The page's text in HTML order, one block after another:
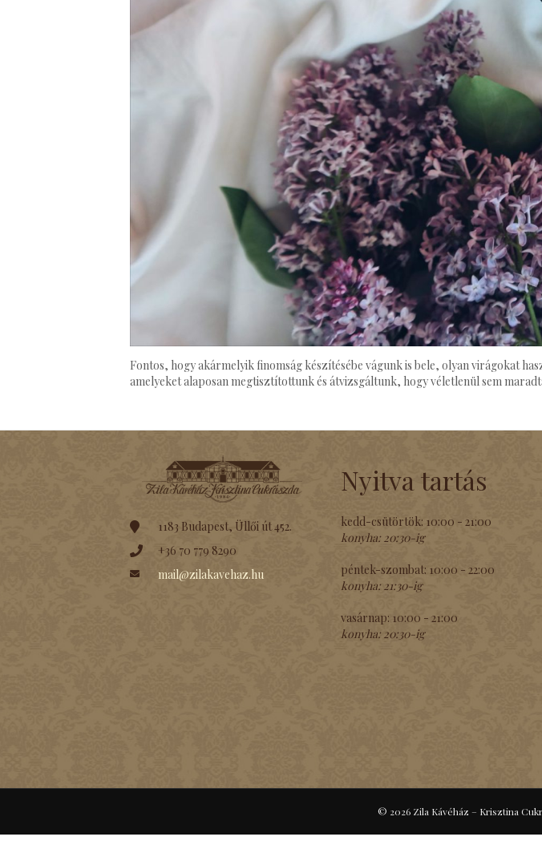
Fontos, hogy akármelyik finomság készítésébe vágunk is bele, olyan virágokat
amelyeket alaposan megtisztítottunk és átvizsgáltunk, hogy véletlenül sem
1183 Budapest, Üllői út 452.
+36 70 779 8290
mail@zilakavehaz.hu
Nyitva tartás
kedd-csütörtök: 10:00 - 21:00
konyha:20:30-ig
péntek-szombat: 10:00 - 22:00
konyha:21:30-ig
vasárnap: 10:00 - 21:00
konyha: 20:30-ig
© 2026 Zila Kávéház – Krisztina